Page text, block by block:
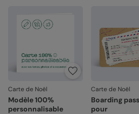
Carte de Noël
Modèle 100%
personnalisable
Carte de Noël
Boarding
pour